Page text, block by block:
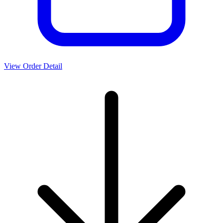
View Order Detail